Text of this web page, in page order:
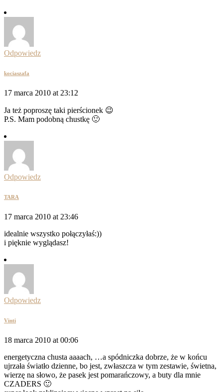
Odpowiedz
kociaszafa
17 marca 2010 at 23:12
Ja też poproszę taki pierścionek 😉
P.S. Mam podobną chustkę 🙂
Odpowiedz
TARA
17 marca 2010 at 23:46
idealnie wszystko połączyłaś:))
i pięknie wyglądasz!
Odpowiedz
Vinti
18 marca 2010 at 00:06
energetyczna chusta aaaach, …a spódniczka dobrze, że w końcu
ujrzała światło dzienne, bo jest, zwłaszcza w tym zestawie, świetna,
wierzę na słowo, że pasek jest pomarańczowy, a buty dla mnie
CZADERS 🙂